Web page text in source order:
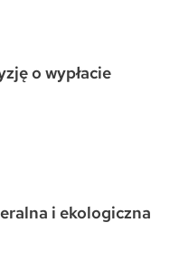
o wypłacie
i ekologiczna